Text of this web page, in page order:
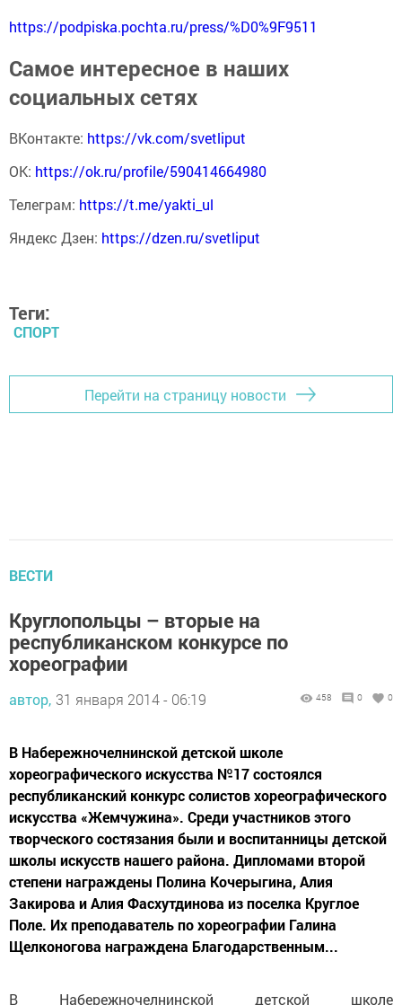
https://podpiska.pochta.ru/press/%D0%9F9511
Самое интересное в наших
социальных сетях
ВКонтакте: https://vk.com/svetliput
ОК: https://ok.ru/profile/590414664980
Телеграм: https://t.me/yakti_ul
Яндекс Дзен: https://dzen.ru/svetliput
Теги:
СПОРТ
Перейти на страницу новости
ВЕСТИ
Круглопольцы – вторые на
республиканском конкурсе по
хореографии
автор, 31 января 2014 - 06:19 458 0 0
В Набережночелнинской детской школе
хореографического искусства №17 состоялся
республиканский конкурс солистов хореографического
искусства «Жемчужина». Среди участников этого
творческого состязания были и воспитанницы детской
школы искусств нашего района. Дипломами второй
степени награждены Полина Кочерыгина, Алия
Закирова и Алия Фасхутдинова из поселка Круглое
Поле. Их преподаватель по хореографии Галина
Щелконогова награждена Благодарственным...
В Набережночелнинской детской школе